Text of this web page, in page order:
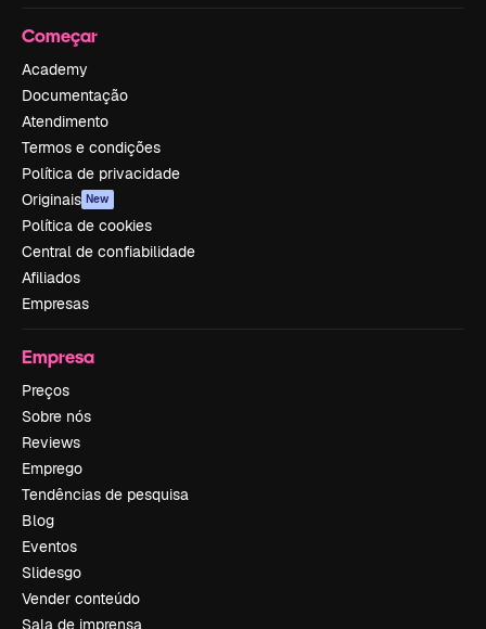
Começar
Academy
Documentação
Atendimento
Termos e condições
Política de privacidade
Originais New
Política de cookies
Central de confiabilidade
Afiliados
Empresas
Empresa
Preços
Sobre nós
Reviews
Emprego
Tendências de pesquisa
Blog
Eventos
Slidesgo
Vender conteúdo
Sala de imprensa